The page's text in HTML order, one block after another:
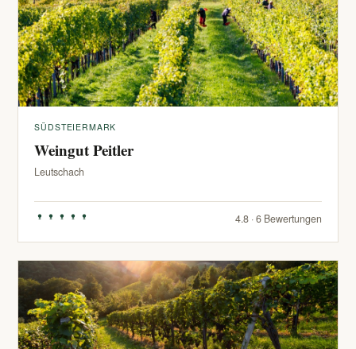
SÜDSTEIERMARK
Weingut Peitler
Leutschach
4.8 · 6 Bewertungen